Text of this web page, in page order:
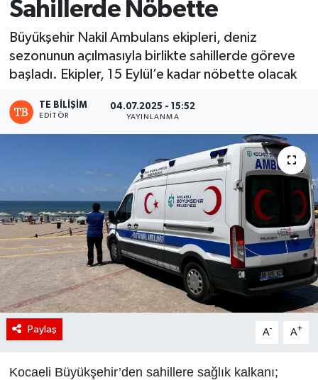
Sahillerde Nöbette
Büyükşehir Nakil Ambulans ekipleri, deniz
sezonunun açılmasıyla birlikte sahillerde göreve
başladı. Ekipler, 15 Eylül’e kadar nöbette olacak
TE BILIŞIM
EDITÖR
04.07.2025 - 15:52
YAYINLANMA
Paylaş A- A+
Kocaeli Büyükşehir’den sahillere sağlık kalkanı;